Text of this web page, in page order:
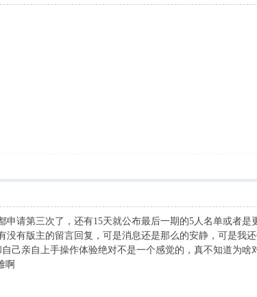
请第三次了，还有15天就公布最后一期的5人名单或者
没有版主的留言回复，可是消息还是那么的安静，可是我
己亲自上手操作体验绝对不是一个感觉的，真不知道为
啊